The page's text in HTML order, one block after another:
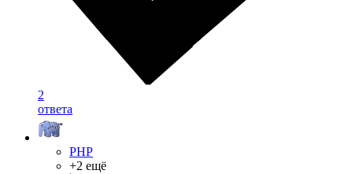
2
ответа
PHP
+2 ещё